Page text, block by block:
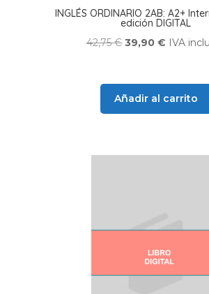
INGLÉS ORDINARIO 2AB: A2+
edición DIGITAL
42,75€El
42,75 €.
39,90€ El
39,90 €.
IVA
Añadir al carrito